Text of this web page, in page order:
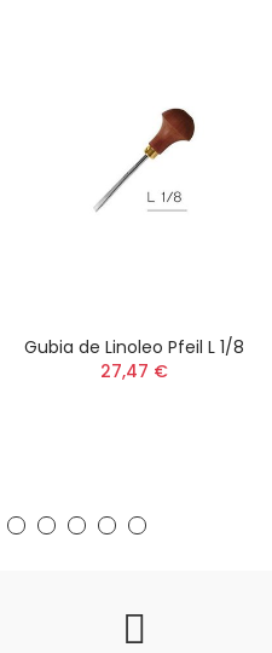
Gubia de Linoleo Pfeil L 1/8
27,47 €